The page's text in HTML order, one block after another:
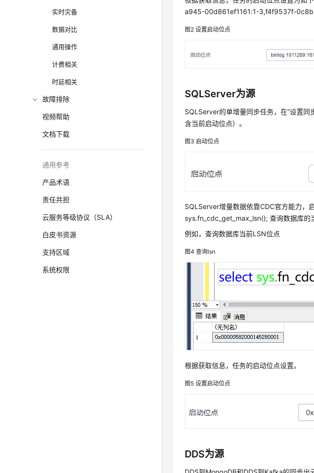
实时灾备
数据对比
通用操作
计费相关
时延相关
故障排除
视频帮助
文档下载
通用参考
产品术语
责任共担
云服务等级协议（SLA）
白皮书资源
支持区域
系统权限
a945-00d861ef1161:1-3,f4f9537f-
图2设置启动位点
SQLServer为源
SQLServer的单增量同步任务，在“设置同
含当前启动位点）。
图3启动位点
SQLServer增量数据依靠CDC官方能力，
sys.fn_cdc_get_max_lsn(); 查询数据库的
例如，查询数据库当前LSN位点
图4查询lsn
根据获取信息，任务的启动位点设置。
图5设置启动位点
DDS为源